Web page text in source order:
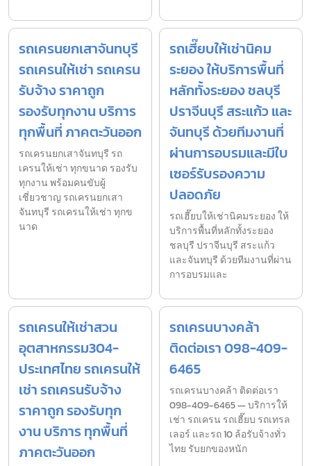
รถเครนยกเสาจันทบุรี
รถเครนให้เช่า รถเครน
รับจ้าง ราคาถูก
รองรับทุกงาน บริการ
ทุกพื้นที่ ภาคตะวันออก
รถเครนยกเสาจันทบุรี รถ
เครนให้เช่า ทุกขนาด รองรับ
ทุกงาน พร้อมคนขับผู้
เชี่ยวชาญ รถเครนยกเสา
จันทบุรี รถเครนให้เช่า ทุกข
นาด
รถเฮี๊ยบให้เช่านิคม
ระยอง ให้บริการพื้นที่
หลักทั้งระยอง ชลบุรี
ปราจีนบุรี สระแก้ว และ
จันทบุรี ด้วยทีมงานที่
ผ่านการอบรมและมีใบ
เซอร์รับรองความ
ปลอดภัย
รถเฮี๊ยบให้เช่านิคมระยอง ให้
บริการพื้นที่หลักทั้งระยอง
ชลบุรี ปราจีนบุรี สระแก้ว
และจันทบุรี ด้วยทีมงานที่ผ่าน
การอบรมและ
รถเครนให้เช่าสวน
อุตสาหกรรม304-
ประเทศไทย รถเครนให้
เช่า รถเครนรับจ้าง
ราคาถูก รองรับทุก
งาน บริการ ทุกพื้นที่
ภาคตะวันออก
รถเครนบางคล้า
ติดต่อเรา 098-409-
6465
รถเครนบางคล้า ติดต่อเรา
098-409-6465 — บริการให้
เช่า รถเครน รถเฮี๊ยบ รถเทรล
เลอร์ และรถ 10 ล้อรับจ้างทั่ว
ไทย รับยกของหนัก